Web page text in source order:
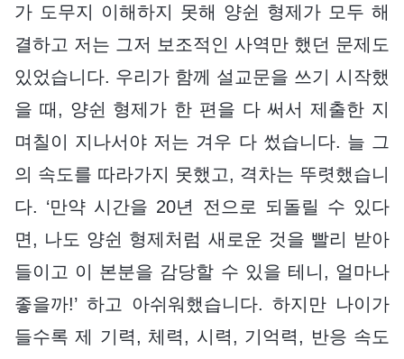
가 도무지 이해하지 못해 양쉰 형제가 모두 해
결하고 저는 그저 보조적인 사역만 했던 문제도
있었습니다. 우리가 함께 설교문을 쓰기 시작했
을 때, 양쉰 형제가 한 편을 다 써서 제출한 지
며칠이 지나서야 저는 겨우 다 썼습니다. 늘 그
의 속도를 따라가지 못했고, 격차는 뚜렷했습니
다. ‘만약 시간을 20년 전으로 되돌릴 수 있다
면, 나도 양쉰 형제처럼 새로운 것을 빨리 받아
들이고 이 본분을 감당할 수 있을 테니, 얼마나
좋을까!’ 하고 아쉬워했습니다. 하지만 나이가
들수록 제 기력, 체력, 시력, 기억력, 반응 속도